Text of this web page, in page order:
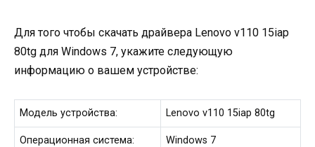
Для того чтобы скачать драйвера Lenovo v110 15iap
80tg для Windows 7, укажите следующую
информацию о вашем устройстве:
Модель устройства: Lenovo v110 15iap 80tg
Операционная система: Windows 7